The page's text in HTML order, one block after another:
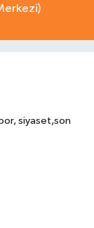
Araştırma Merkezi)
siyaset,son